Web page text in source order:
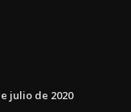
julio de 2020